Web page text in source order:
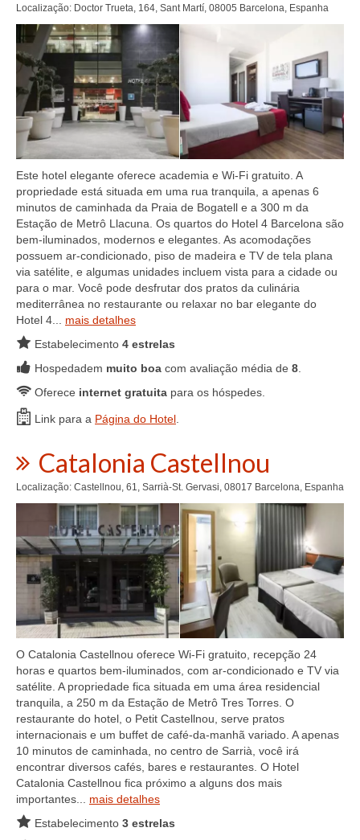
Localização: Doctor Trueta, 164, Sant Martí, 08005 Barcelona, Espanha
Este hotel elegante oferece academia e Wi-Fi gratuito. A
propriedade está situada em uma rua tranquila, a apenas 6
minutos de caminhada da Praia de Bogatell e a 300 m da
Estação de Metrô Llacuna. Os quartos do Hotel 4 Barcelona são
bem-iluminados, modernos e elegantes. As acomodações
possuem ar-condicionado, piso de madeira e TV de tela plana
via satélite, e algumas unidades incluem vista para a cidade ou
para o mar. Você pode desfrutar dos pratos da culinária
mediterrânea no restaurante ou relaxar no bar elegante do
Hotel 4... mais detalhes
Estabelecimento 4 estrelas
Hospedadem muito boa com avaliação média de 8
Oferece internet gratuita para os hóspedes.
Link para a Página do Hotel
Catalonia Castellnou
Localização: Castellnou, 61, Sarrià-St. Gervasi, 08017 Barcelona, Espanha
O Catalonia Castellnou oferece Wi-Fi gratuito, recepção 24
horas e quartos bem-iluminados, com ar-condicionado e TV via
satélite. A propriedade fica situada em uma área residencial
tranquila, a 250 m da Estação de Metrô Tres Torres. O
restaurante do hotel, o Petit Castellnou, serve pratos
internacionais e um buffet de café-da-manhã variado. A apenas
10 minutos de caminhada, no centro de Sarrià, você irá
encontrar diversos cafés, bares e restaurantes. O Hotel
Catalonia Castellnou fica próximo a alguns dos mais
importantes... mais detalhes
Estabelecimento 3 estrelas